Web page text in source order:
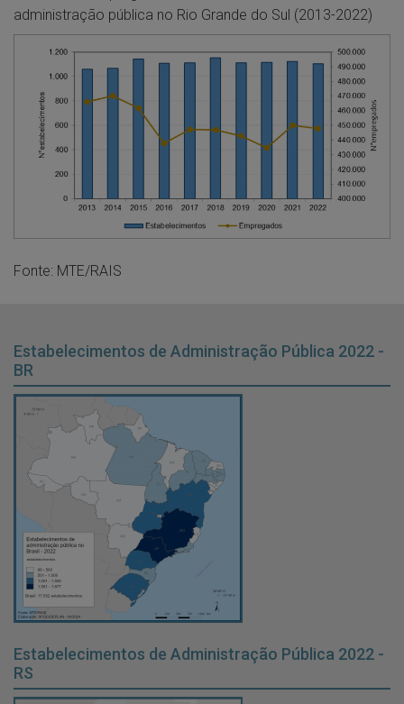
administração pública no Rio Grande do Sul (2013-2022)
Fonte: MTE/RAIS
Estabelecimentos de Administração Pública 2022 -
BR
Estabelecimentos de Administração Pública 2022 -
RS